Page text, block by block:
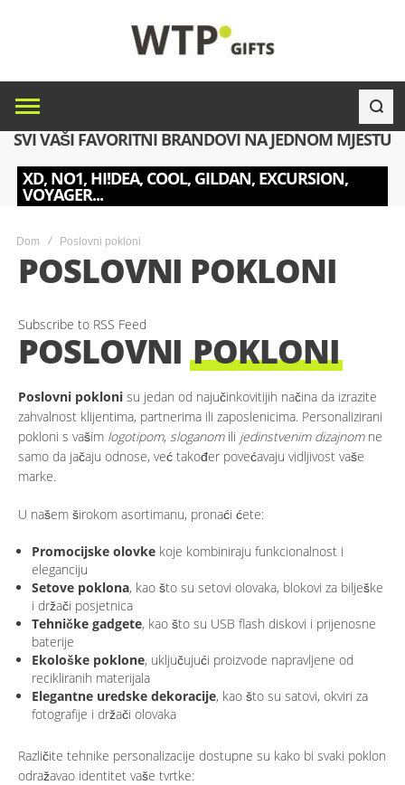
SVI VAŠI FAVORITNI BRANDOVI NA JEDNOM MJESTU
XD, NO1, HI!DEA, COOL, GILDAN, EXCURSION,
VOYAGER...
Dom Poslovni pokloni
POSLOVNI POKLONI
Subscribe to RSS Feed
POSLOVNIPOKLONI
Poslovni pokloni su jedan od najučinkovitijih načina da izrazite
zahvalnost klijentima, partnerima ili zaposlenicima. Personalizirani
pokloni s vašim logotipom, sloganomili jedinstvenim dizajnomne
samo da jačaju odnose, već također povećavaju vidljivost vaše
marke.
U našem širokom asortimanu, pronaći ćete:
Promocijske olovke koje kombiniraju funkcionalnost i
eleganciju
Setove poklona, kao što su setovi olovaka, blokovi za bilješke
i držači posjetnica
Tehničke gadgete, kao što su USB flash diskovi i prijenosne
baterije
Ekološke poklone, uključujući proizvode napravljene od
recikliranih materijala
Elegantne uredske dekoracije, kao što su satovi, okviri za
fotografije i držači olovaka
Različite tehnike personalizacije dostupne su kako bi svaki poklon
odražavao identitet vaše tvrtke: